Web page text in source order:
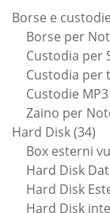
Borse e custodie
Borse per
Custodia per
Custodia per
Custodie MP3
Zaino per
Hard Disk 3434
Box esterni
Hard Disk
Hard Disk
Hard Disk